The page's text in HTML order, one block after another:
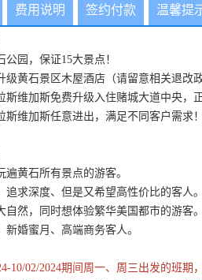
费用说明 签约付款 温馨提
公园，保证15大景点！
级黄石景区木屋酒店（请留意相关退改
斯维加斯免费升级入住赌城大道中央，
斯维加斯任意进出，满足不同客户需求
遍黄石所有景点的游客。
追求深度、但是又希望高性价比的客人
自然，同时想体验繁华美国都市的游客
新婚蜜月、高端商务客人。
10/02/2024期间周一、周三出发的班